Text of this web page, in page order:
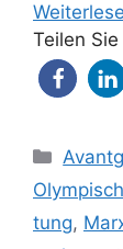
Teilen
tung,